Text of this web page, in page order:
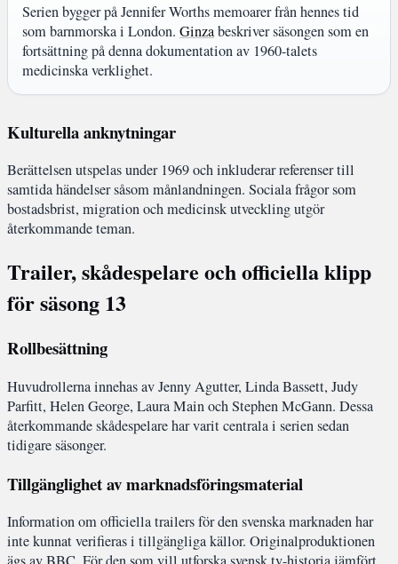
Serien bygger på Jennifer Worths memoarer från hennes tid
som barnmorska i London. Ginzabeskriver säsongen som en
fortsättning på denna dokumentation av 1960-talets
medicinska verklighet.
Kulturella anknytningar
Berättelsen utspelas under 1969 och inkluderar referenser till
samtida händelser såsom månlandningen. Sociala frågor som
bostadsbrist, migration och medicinsk utveckling utgör
återkommande teman.
Trailer, skådespelare och officiella klipp
för säsong 13
Rollbesättning
Huvudrollerna innehas av Jenny Agutter, Linda Bassett, Judy
Parfitt, Helen George, Laura Main och Stephen McGann. Dessa
återkommande skådespelare har varit centrala i serien sedan
tidigare säsonger.
Tillgänglighet av marknadsföringsmaterial
Information om officiella trailers för den svenska marknaden har
inte kunnat verifieras i tillgängliga källor. Originalproduktionen